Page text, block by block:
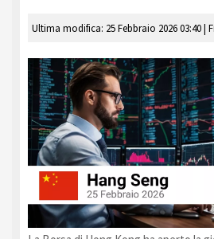
Ultima modifica: 25 Febbraio 2026 03:40 |